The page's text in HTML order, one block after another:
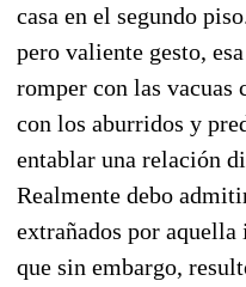
casa en el segundo
pero valiente gesto,
romper con las vacuas
con los aburridos y
entablar una relación
Realmente debo
extrañados por
que sin embargo,